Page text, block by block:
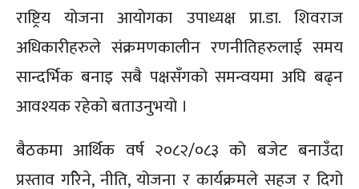
राष्ट्रिय योजना आयोगका उपाध्यक्ष प्रा.डा. शिवराज
अधिकारीहरुले संक्रमणकालीन रणनीतिहरुलाई समय
सान्दर्भिक बनाइ सबै पक्षसँगको समन्वयमा अघि बढ्न
आवश्यक रहेको बताउनुभयो ।
बैठकमा आर्थिक वर्ष २०८२/०८३ को बजेट बनाउँदा
प्रस्ताव गरिेने, नीति, योजना र कार्यक्रमले सहज र दिगो